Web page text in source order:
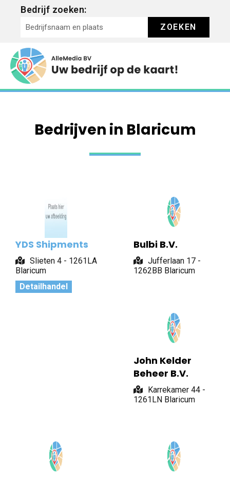
Bedrijf zoeken:
ZOEKEN
Bedrijven in Blaricum
YDS Shipments
Slieten 4 - 1261LA
Blaricum
Detailhandel
Bulbi B.V.
Jufferlaan 17 -
1262BB Blaricum
John Kelder
Beheer B.V.
Karrekamer 44 -
1261LN Blaricum